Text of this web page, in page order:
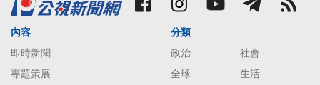
內容
即時新聞
專題策展
分類
政治
社會
全球
生活